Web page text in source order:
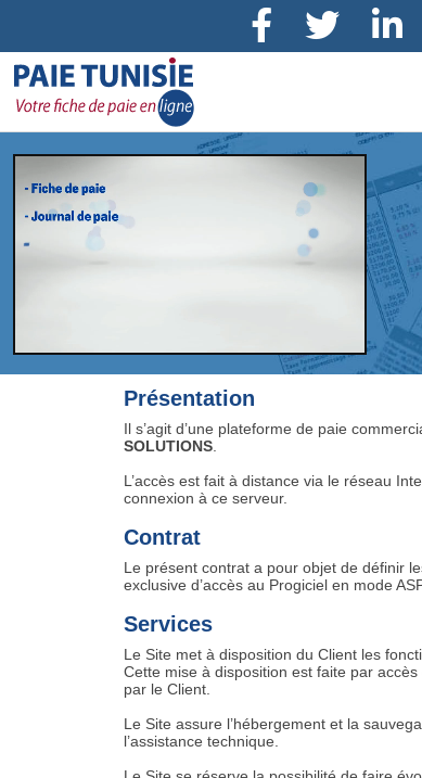
Présentation
Il s’agit d’une plateforme de paie
SOLUTIONS
L’accès est fait à distance via le réseau
connexion à ce serveur.
Contrat
Le présent contrat a pour objet de définir
exclusive d’accès au Progiciel en mode
Services
Le Site met à disposition du Client les
Cette mise à disposition est faite par
par le Client.
Le Site assure l’hébergement et la
l’assistance technique.